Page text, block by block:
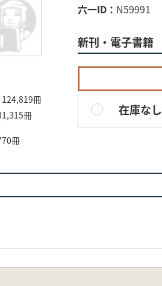
冊
冊
冊
六一ID
N59991
新刊・電子書籍
在庫なし